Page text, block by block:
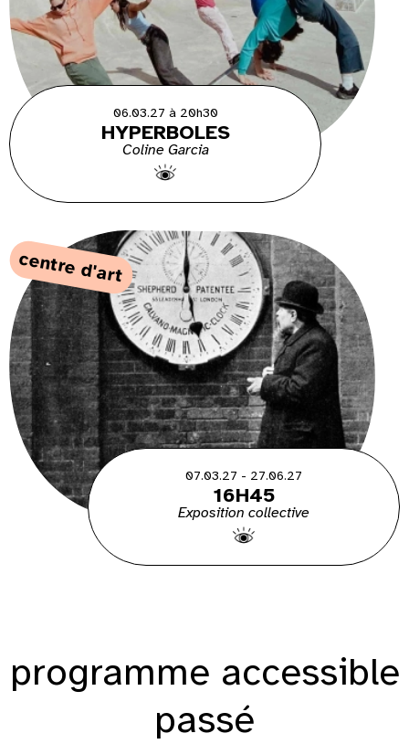
06.03.27 à 20h30
HYPERBOLES
Coline Garcia
centre d'art
07.03.27 - 27.06.27
16H45
Exposition collective
programme accessible
passé